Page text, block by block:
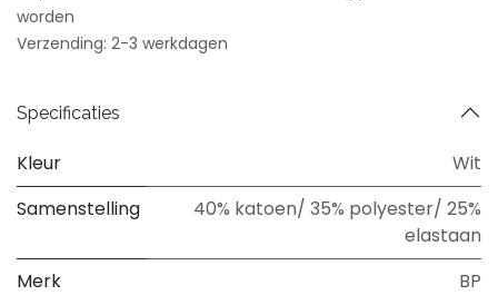
worden
Verzending: 2-3 werkdagen
Specificaties
Kleur
Wit
Samenstelling
40% katoen/ 35% polyester/ 25%
elastaan
Merk
BP